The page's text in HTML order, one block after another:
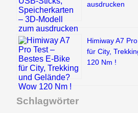
ausdrucken
Himiway A7
für City,
120 Nm !
Schlagwörter